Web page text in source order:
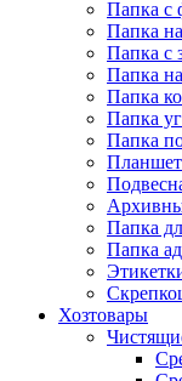
Папка с
Папка
Папка с
Папка
Папка
Папка
Папка
Планшет
Папка
Папка
Хозтовары